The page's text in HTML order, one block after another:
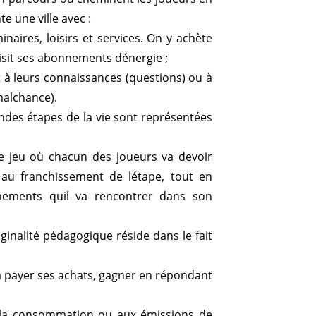
une ville avec :
loisirs et services. On y achète
ses abonnements dénergie ;
leurs connaissances (questions) ou à
étapes de la vie sont représentées
jeu où chacun des joueurs va devoir
franchissement de létape, tout en
quil va rencontrer dans son
pédagogique réside dans le fait
ses achats, gagner en répondant